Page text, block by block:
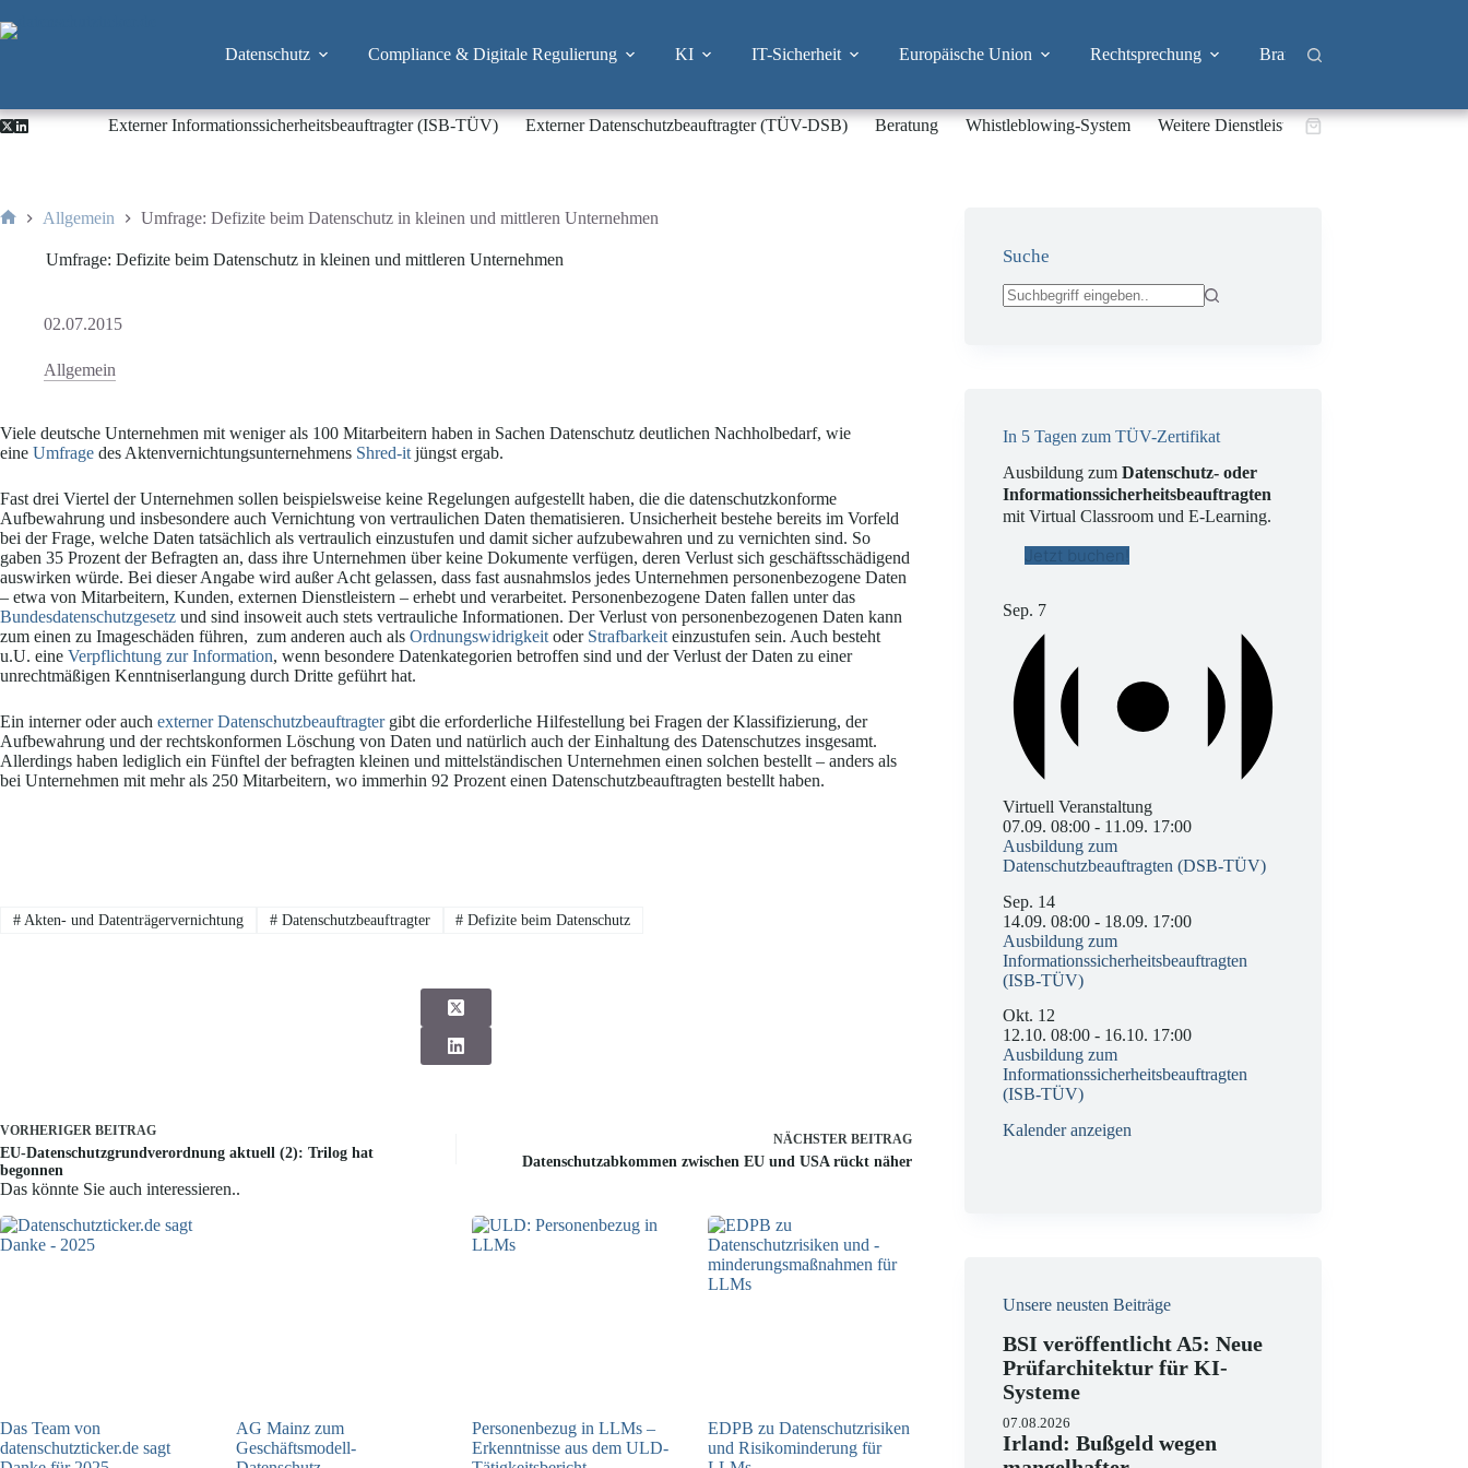
Inhalt
Datenschutz Compliance & Digitale Regulierung KI IT-Sicherheit Europäische Union Rechtsprechung Branchen
Externer Informationssicherheitsbeauftragter (ISB-TÜV) Externer Datenschutzbeauftragter (TÜV-DSB) Beratung Whistleblowing-System Weitere DienstleistungenWarenkorb
Allgemein Umfrage: Defizite beim Datenschutz in kleinen und mittleren Unternehmen
Umfrage: Defizite beim Datenschutz in kleinen und mittleren Unternehmen
02.07.2015
Allgemein
Viele deutsche Unternehmen mit weniger als 100 Mitarbeitern haben in Sachen Datenschutz deutlichen Nachholbedarf, wie
eine Umfrage des Aktenvernichtungsunternehmens Shred-it jüngst ergab.
Fast drei Viertel der Unternehmen sollen beispielsweise keine Regelungen aufgestellt haben, die die datenschutzkonforme
Aufbewahrung und insbesondere auch Vernichtung von vertraulichen Daten thematisieren. Unsicherheit bestehe bereits im Vorfeld
bei der Frage, welche Daten tatsächlich als vertraulich einzustufen und damit sicher aufzubewahren und zu vernichten sind. So
gaben 35 Prozent der Befragten an, dass ihre Unternehmen über keine Dokumente verfügen, deren Verlust sich geschäftsschädigend
auswirken würde. Bei dieser Angabe wird außer Acht gelassen, dass fast ausnahmslos jedes Unternehmen personenbezogene Daten
– etwa von Mitarbeitern, Kunden, externen Dienstleistern – erhebt und verarbeitet. Personenbezogene Daten fallen unter das
Bundesdatenschutzgesetz und sind insoweit auch stets vertrauliche Informationen. Der Verlust von personenbezogenen Daten kann
zum einen zu Imageschäden führen, zum anderen auch als Ordnungswidrigkeit oder Strafbarkeit einzustufen sein. Auch besteht
u.U. eine Verpflichtung zur Information, wenn besondere Datenkategorien betroffen sind und der Verlust der Daten zu einer
unrechtmäßigen Kenntniserlangung durch Dritte geführt hat.
Ein interner oder auch externer Datenschutzbeauftragtergibt die erforderliche Hilfestellung bei Fragen der Klassifizierung, der
Aufbewahrung und der rechtskonformen Löschung von Daten und natürlich auch der Einhaltung des Datenschutzes insgesamt.
Allerdings haben lediglich ein Fünftel der befragten kleinen und mittelständischen Unternehmen einen solchen bestellt – anders als
bei Unternehmen mit mehr als 250 Mitarbeitern, wo immerhin 92 Prozent einen Datenschutzbeauftragten bestellt haben.
#Akten- und Datenträgervernichtung #Datenschutzbeauftragter # Defizite beim Datenschutz
VORHERIGER BEITRAG
EU-Datenschutzgrundverordnung aktuell (2): Trilog hat
begonnen
NÄCHSTER BEITRAG
Datenschutzabkommen zwischen EU und USA rückt näher
Das könnte Sie auch interessieren..
Das Team von
datenschutzticker.de sagt
AG Mainz zum
Geschäftsmodell-
Personenbezug in LLMs –
Erkenntnisse aus dem ULD-
EDPB zu Datenschutzrisiken
und Risikominderung für
Suche
In 5 Tagen zum TÜV-Zertifikat
Ausbildung zumDatenschutz- oder
Informationssicherheitsbeauftragten
mit Virtual Classroom und E-Learning.
Jetzt buchen!
Sep. 7
Virtuell Veranstaltung
07.09. 08:00 - 11.09. 17:00
Ausbildung zum
Datenschutzbeauftragten (DSB-TÜV)
Sep. 14
14.09. 08:00 - 18.09. 17:00
Ausbildung zum
Informationssicherheitsbeauftragten
(ISB-TÜV)
Okt. 12
12.10. 08:00 - 16.10. 17:00
Ausbildung zum
Informationssicherheitsbeauftragten
(ISB-TÜV)
Kalender anzeigen
Unsere neusten Beiträge
BSI veröffentlicht A5: Neue
Prüfarchitektur für KI-
Systeme
07.08.2026
Irland: Bußgeld wegen